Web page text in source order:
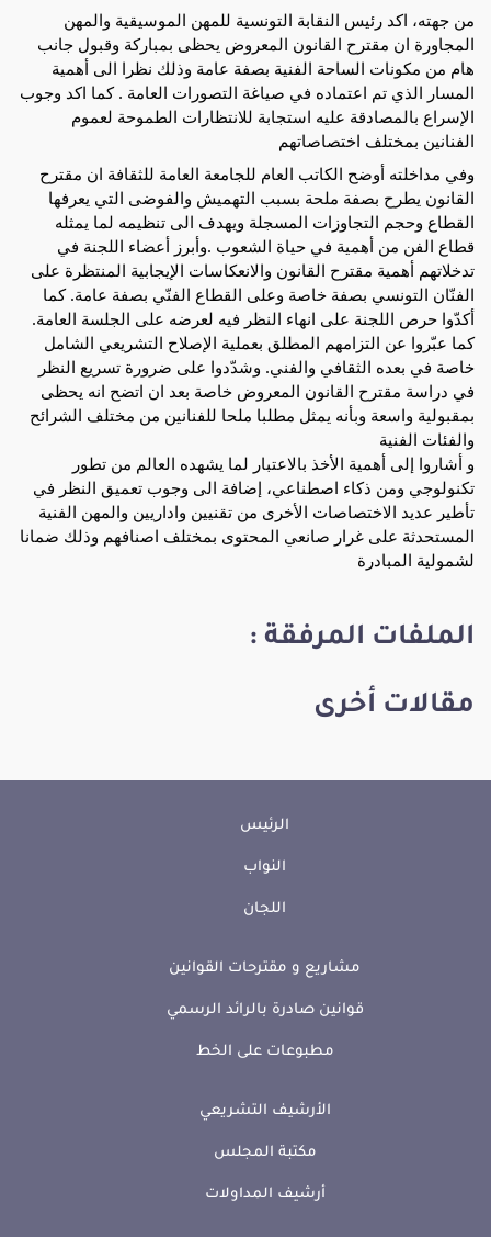
من جهته، اكد رئيس النقابة التونسية للمهن الموسيقية والمهن
المجاورة ان مقترح القانون المعروض يحظى بمباركة وقبول جانب
هام من مكونات الساحة الفنية بصفة عامة وذلك نظرا الى أهمية
المسار الذي تم اعتماده في صياغة التصورات العامة . كما اكد وجوب
الإسراع بالمصادقة عليه استجابة للانتظارات الطموحة لعموم
الفنانين بمختلف اختصاصاتهم
وفي مداخلته أوضح الكاتب العام للجامعة العامة للثقافة ان مقترح
القانون يطرح بصفة ملحة بسبب التهميش والفوضى التي يعرفها
القطاع وحجم التجاوزات المسجلة ويهدف الى تنظيمه لما يمثله
قطاع الفن من أهمية في حياة الشعوب .وأبرز أعضاء اللجنة في
تدخلاتهم أهمية مقترح القانون والانعكاسات الإيجابية المنتظرة على
الفنّان التونسي بصفة خاصة وعلى القطاع الفنّي بصفة عامة. كما
أكدّوا حرص اللجنة على انهاء النظر فيه لعرضه على الجلسة العامة.
كما عبّروا عن التزامهم المطلق بعملية الإصلاح التشريعي الشامل
خاصة في بعده الثقافي والفني. وشدّدوا على ضرورة تسريع النظر
في دراسة مقترح القانون المعروض خاصة بعد ان اتضح انه يحظى
بمقبولية واسعة وبأنه يمثل مطلبا ملحا للفنانين من مختلف الشرائح
والفئات الفنية
و أشاروا إلى أهمية الأخذ بالاعتبار لما يشهده العالم من تطور
تكنولوجي ومن ذكاء اصطناعي، إضافة الى وجوب تعميق النظر في
تأطير عديد الاختصاصات الأخرى من تقنيين واداريين والمهن الفنية
المستحدثة على غرار صانعي المحتوى بمختلف اصنافهم وذلك ضمانا
لشمولية المبادرة
الملفات المرفقة :
مقالات أخرى
الرئيس
النواب
اللجان
مشاريع و مقترحات القوانين
قوانين صادرة بالرائد الرسمي
مطبوعات على الخط
الأرشيف التشريعي
مكتبة المجلس
أرشيف المداولات